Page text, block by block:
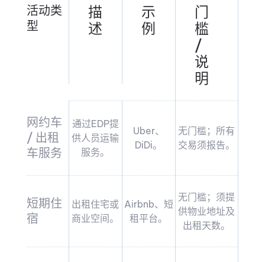
活动类
型
描
述
示
例
门
槛
/
说
明
网约车
/ 出租
车服务
通过EDP提
供人员运输
服务。
Uber、
DiDi。
无门槛；所有
交易须报告。
短期住
宿
出租住宅或
商业空间。
Airbnb、短
租平台。
无门槛；须提
供物业地址及
出租天数。